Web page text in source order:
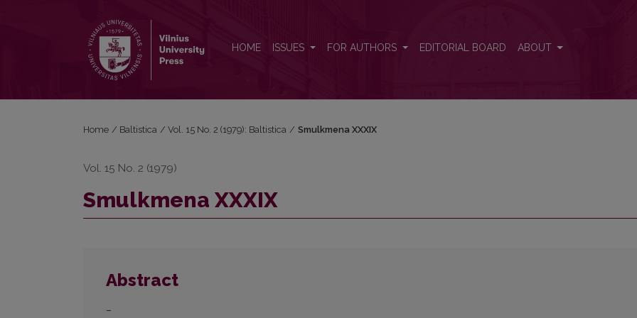
HOME ISSUES FOR AUTHORS EDITORIAL BOARD ABOUT
Home / Baltistica / Vol. 15 No. 2 (1979): Baltistica / Smulkmena XXXIX
Vol. 15 No. 2 (1979)
Smulkmena XXXIX
Abstract
–